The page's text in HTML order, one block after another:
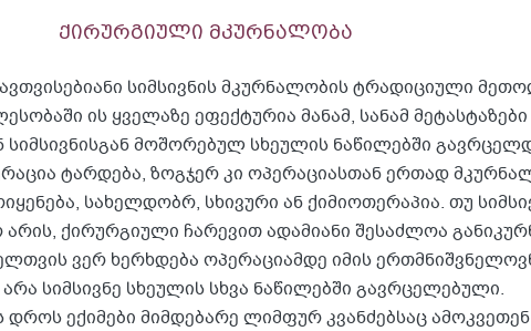
ქირურგიული მკურნალობა
სიმსივნის მკურნალობის ტრადიციული
ის ყველაზე ეფექტურია მანამ, სანამ მეტასტაზები
სიმსივნისგან მოშორებულ სხეულის ნაწილებში
ტარდება, ზოგჯერ კი ოპერაციასთან ერთად
სახელდობრ, სხივური ან ქიმიოთერაპია. თუ
ქირურგიული ჩარევით ადამიანი შესაძლოა
ვერ ხერხდება ოპერაციამდე იმის
სიმსივნე სხეულის სხვა ნაწილებში გავრცელებული.
ექიმები მიმდებარე ლიმფურ კვანძებსაც